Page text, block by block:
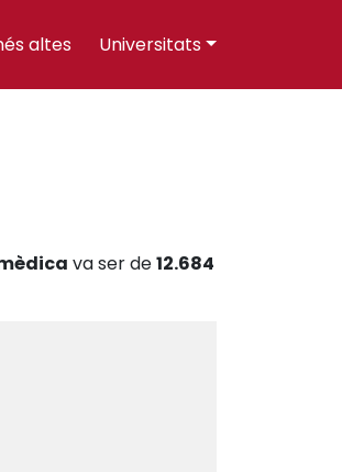
altes Universitats
va ser de12.684